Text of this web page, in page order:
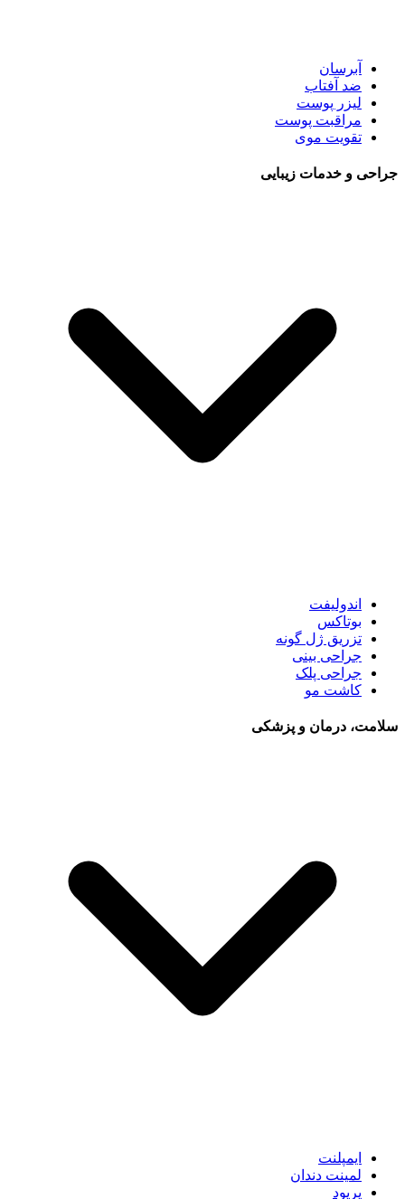
آبرسان
ضد آفتاب
لیزر پوست
مراقبت پوست
تقویت موی
جراحی و خدمات زیبایی
اندولیفت
بوتاکس
تزریق ژل گونه
جراحی بینی
جراحی پلک
کاشت مو
سلامت، درمان و پزشکی
ایمپلنت
لمینت دندان
پریود